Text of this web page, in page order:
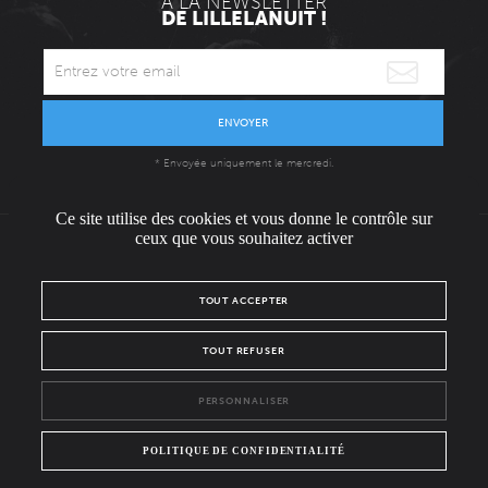
DE LILLELANUIT !
ENVOYER
* Envoyée uniquement le mercredi.
L'ÉQUIPE
POLITIQUE DE CONFIDENTIALITÉ
FacebookInstagram
Ce site utilise des cookies et vous donne le contrôle sur
ceux que vous souhaitez activer
TOUT ACCEPTER
TOUT REFUSER
PERSONNALISER
POLITIQUE DE CONFIDENTIALITÉ